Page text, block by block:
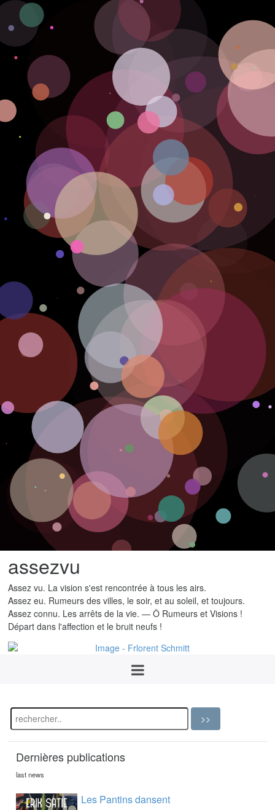
assezvu
Assez vu. La vision s'est rencontrée à tous les airs.
Assez eu. Rumeurs des villes, le soir, et au soleil, et toujours.
Assez connu. Les arrêts de la vie. — Ô Rumeurs et Visions !
Départ dans l'affection et le bruit neufs !
Dernières publications
last news
Les Pantins dansent